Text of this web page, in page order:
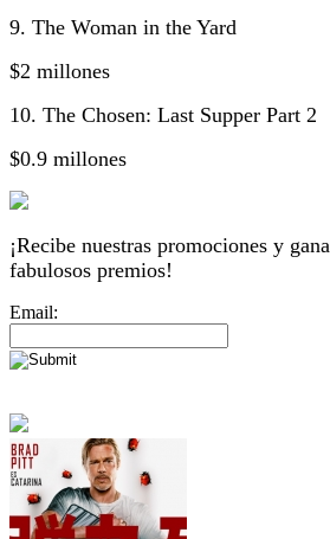
9. The Woman in the Yard
$2 millones
10. The Chosen: Last Supper Part 2
$0.9 millones
¡Recibe nuestras promociones y gana
fabulosos premios!
Email: